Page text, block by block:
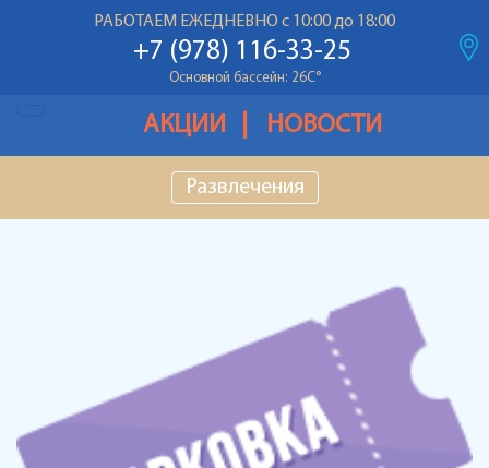
РАБОТАЕМ ЕЖЕДНЕВНО с 10:00 до 18:00
+7 (978) 116-33-25
Температура воздуха: 28С °
Основной бассейн: 26С°
Детский бассейн: 26С°
Температура воздуха: 28С°
Основной бассейн: 26С
АКЦИИ НОВОСТИ
Развлечения